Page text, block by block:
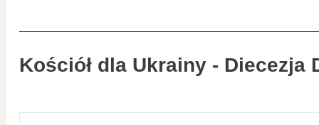
Kościół dla Ukrainy - Diecezja